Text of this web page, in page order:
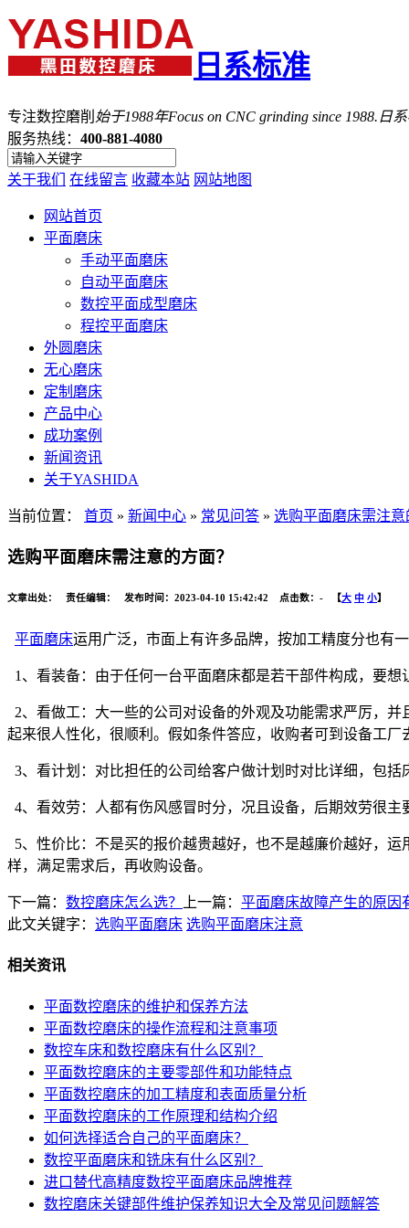
日系标准
专注数控磨削 始于1988年Focus on CNC grinding since 1988.日
服务热线： 400-881-4080
关于我们 在线留言 收藏本站 网站地图
网站首页
平面磨床
手动平面磨床
自动平面磨床
数控平面成型磨床
程控平面磨床
外圆磨床
无心磨床
定制磨床
产品中心
成功案例
新闻资讯
关于YASHIDA
当前位置： 首页 » 新闻中心 » 常见问答 » 选购平面磨床需注意
选购平面磨床需注意的方面？
文章出处： 责任编辑： 发布时间：2023-04-10 15:42:42 点击数： - 【大 中 小】
平面磨床运用广泛，市面上有许多品牌，按加工精度分也有
1、看装备：由于任何一台平面磨床都是若干部件构成，要
2、看做工：大一些的公司对设备的外观及功能需求严厉，
起来很人性化，很顺利。假如条件答应，收购者可到设备工
3、看计划：对比担任的公司给客户做计划时对比详细，包
4、看效劳：人都有伤风感冒时分，况且设备，后期效劳很
5、性价比：不是买的报价越贵越好，也不是越廉价越好，
样，满足需求后，再收购设备。
下一篇： 数控磨床怎么选？ 上一篇： 平面磨床故障产生的原因
此文关键字： 选购平面磨床 选购平面磨床注意
相关资讯
平面数控磨床的维护和保养方法
平面数控磨床的操作流程和注意事项
数控车床和数控磨床有什么区别？
平面数控磨床的主要零部件和功能特点
平面数控磨床的加工精度和表面质量分析
平面数控磨床的工作原理和结构介绍
如何选择适合自己的平面磨床？
数控平面磨床和铣床有什么区别？
进口替代高精度数控平面磨床品牌推荐
数控磨床关键部件维护保养知识大全及常见问题解答